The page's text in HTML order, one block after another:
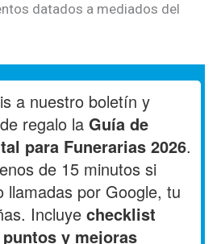
datados a mediados del